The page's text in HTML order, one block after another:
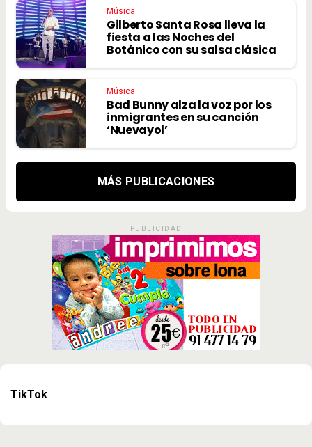
Música
Gilberto Santa Rosa lleva la
fiesta a las Noches del
Botánico con su salsa clásica
Música
Bad Bunny alza la voz por los
inmigrantes en su canción
‘Nuevayol’
MÁS PUBLICACIONES
PUBLICIDAD
TikTok